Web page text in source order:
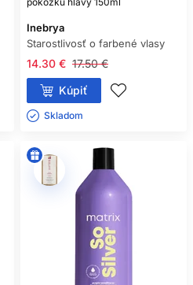
Inebrya
Starostlivosť o farbené vlasy
17.50 €
14.30 €
Kúpiť
Skladom ㅤ